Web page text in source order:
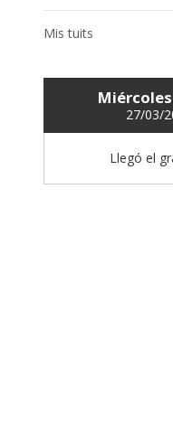
Mis tuits
27/03/
Llegó el